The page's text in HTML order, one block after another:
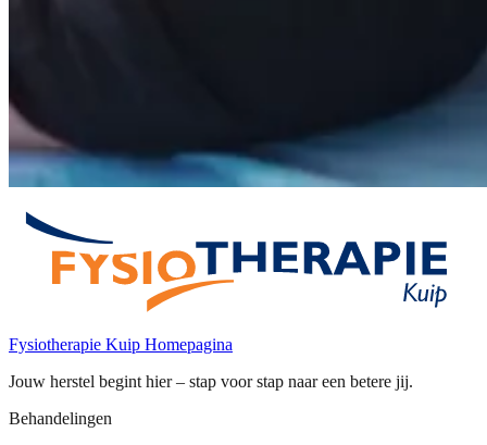
Fysiotherapie Kuip Homepagina
Jouw herstel begint hier – stap voor stap naar een betere jij.
Behandelingen